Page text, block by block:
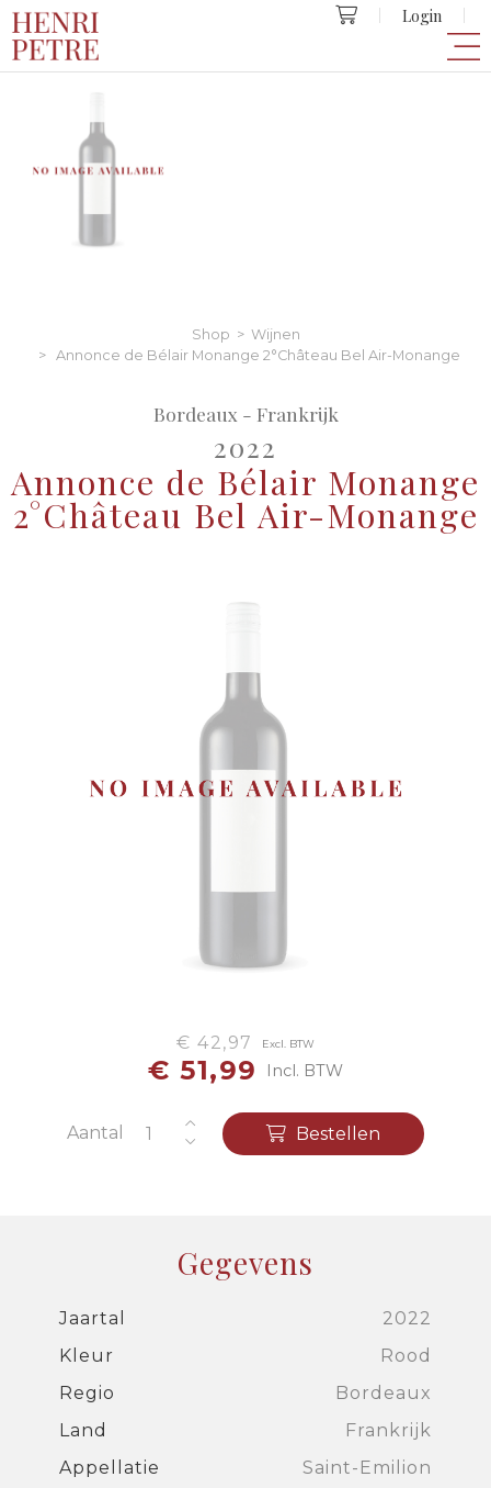
Login
Shop > Wijnen
> Annonce de Bélair Monange 2°Château Bel Air-Monange
Bordeaux - Frankrijk
2022
Annonce de Bélair Monange
2°Château Bel Air-Monange
€ 42,97 Excl. BTW
€ 51,99 Incl. BTW
Aantal Bestellen
Gegevens
Jaartal
2022
Kleur
Rood
Regio
Bordeaux
Land
Frankrijk
Appellatie
Saint-Emilion